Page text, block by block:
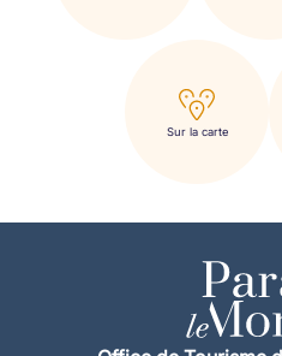
Sur la carte